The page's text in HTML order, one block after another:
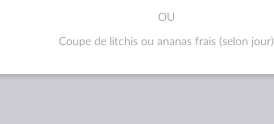
OU
Coupe de litchis ou ananas frais (selon jour)